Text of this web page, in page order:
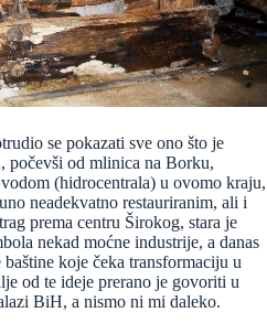
se pokazati sve ono što je
počevši od mlinica na Borku,
(hidrocentrala) u ovomo kraju,
neadekvatno restauriranim, ali i
prema centru Širokog, stara je
nekad moćne industrije, a danas
koje čeka transformaciju u
od te ideje prerano je govoriti u
BiH, a nismo ni mi daleko.